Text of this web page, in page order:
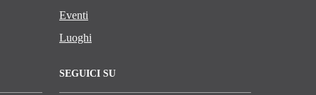
Eventi
Luoghi
SEGUICI SU